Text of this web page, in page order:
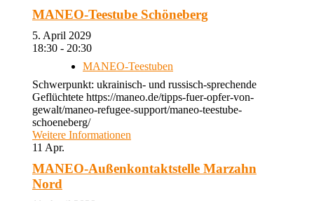
MANEO-Teestube Schöneberg
5. April 2029
18:30 - 20:30
MANEO-Teestuben
Schwerpunkt: ukrainisch- und russisch-sprechende
Geflüchtete https://maneo.de/tipps-fuer-opfer-von-
gewalt/maneo-refugee-support/maneo-teestube-
schoeneberg/
Weitere Informationen
11 Apr.
MANEO-Außenkontaktstelle Marzahn
Nord